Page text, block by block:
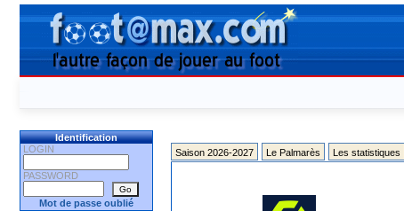
Identification
LOGIN
PASSWORD
Mot de passe oublié
Saison 2026-2027 Le Palmarès Les statistiques